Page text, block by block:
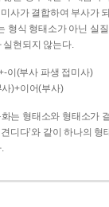
미사가 결합하여 부사가
형식 형태소가 아닌 실
실현되지 않는다.
이(부사 파생 접미사)
)+이어(부사)
는 형태소와 형태소가
디다’와 같이 하나의 형